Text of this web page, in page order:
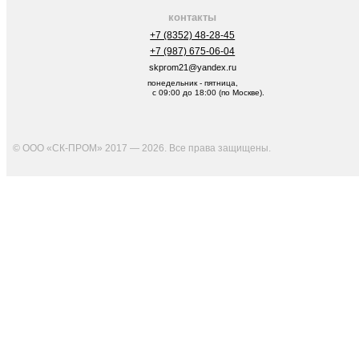
контакты
+7 (8352) 48-28-45
+7 (987) 675-06-04
skprom21@yandex.ru
понедельник - пятница,
с 09:00 до 18:00 (по Москве).
© ООО «СК-ПРОМ» 2017 — 2026. Все права защищены